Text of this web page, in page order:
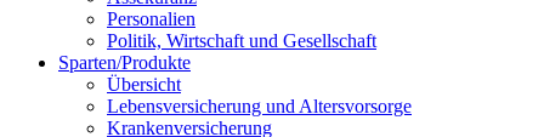
Personalien
Politik, Wirtschaft und Gesellschaft
Sparten/Produkte
Übersicht
Lebensversicherung und Altersvorsorge
Krankenversicherung